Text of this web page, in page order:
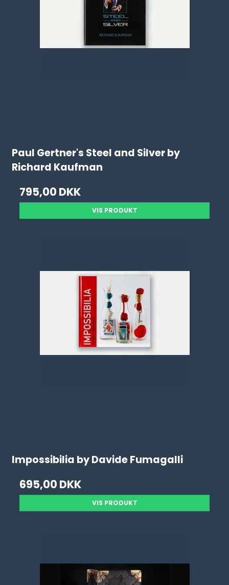
Paul Gertner's Steel and Silver by
Richard Kaufman
795,00 DKK
VIS PRODUKT
Impossibilia by Davide Fumagalli
695,00 DKK
VIS PRODUKT